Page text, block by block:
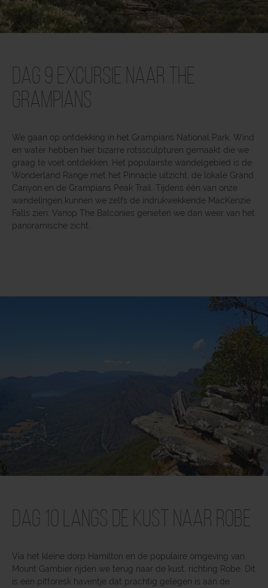
Dag 9 Excursie naar The
Grampians
We gaan op ontdekking in het Grampians National Park. Wind
en water hebben hier bizarre rotssculpturen gemaakt die we
graag te voet ontdekken. Het populairste wandelgebied is de
Wonderland Range met het Pinnacle uitzicht, de lokale Grand
Canyon en de Grampians Peak Trail. Tijdens één van onze
wandelingen kunnen we zelfs de indrukwekkende MacKenzie
Falls zien. Vanop The Balconies genieten we dan weer van het
panoramische zicht.
Dag 10 Langs de kust naar Robe
Via het kleine dorp Hamilton en de populaire omgeving van
Mount Gambier rijden we terug naar de kust, richting Robe. Dit
is een pittoresk haventje dat prachtig gelegen is aan de